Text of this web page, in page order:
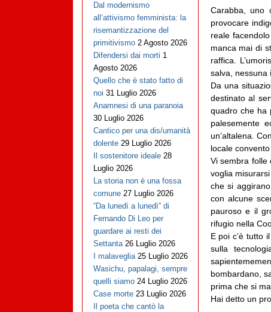
Carabba, uno
provocare
reale
manca mai di
raffica.
salva, nessuna
Da una
destinato al
quadro che ha
palesemente
un’altalena.
locale
Vi sembra folle
voglia
che si
con alcune
pauroso e il
rifugio nella
E poi c’è tutto
sulla
bombardano,
prima che si
Hai detto un
Dal modernismo
all’attivismo femminista: la
risemantizzazione del
primitivismo 2 Agosto 2026
Difendersi dai morti 1
Agosto 2026
Quello che è stato fatto di
noi 31 Luglio 2026
Anamnesi di una paranoia
30 Luglio 2026
Cantico per una dis/umanità
dolente 29 Luglio 2026
Il sostenitore ideale 28
Luglio 2026
La storia non è una fossa
comune 27 Luglio 2026
“Da lunedì a lunedì” di
Fernando Di Leo per
guardare ai resti dei
Settanta 26 Luglio 2026
I malaveglia 25 Luglio 2026
Wasichu, papalagi, sempre
quelli siamo 24 Luglio 2026
Case morte 23 Luglio 2026
Il poeta che cantò la